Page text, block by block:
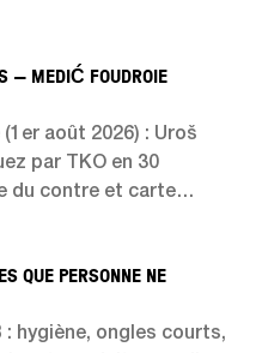
— MEDIĆ FOUDROIE
août 2026) : Uroš
par TKO en 30
du contre et carte
QUE PERSONNE NE
hygiène, ongles courts,